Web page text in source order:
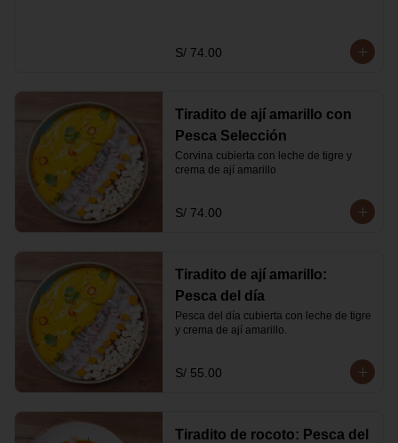
S/ 74.00
Tiradito de ají amarillo con
Pesca Selección
Corvina cubierta con leche de tigre y
crema de ají amarillo
S/ 74.00
Tiradito de ají amarillo:
Pesca del día
Pesca del día cubierta con leche de tigre
y crema de ají amarillo.
S/ 55.00
Tiradito de rocoto: Pesca del